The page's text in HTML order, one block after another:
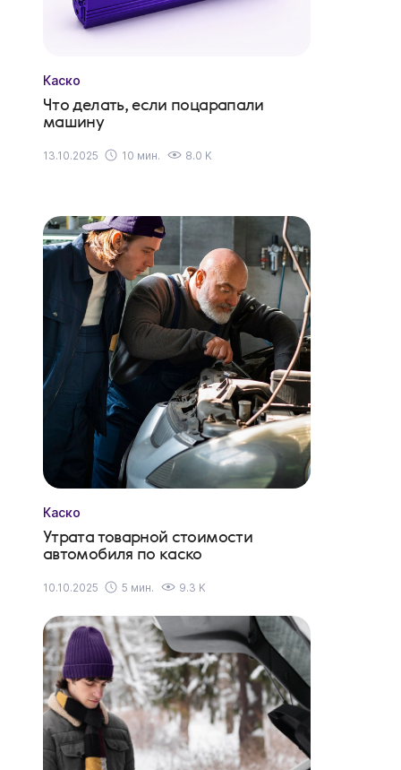
Каско
Что делать, если поцарапали
машину
13.10.2025 10 мин. 8.0 K
Каско
Утрата товарной стоимости
автомобиля по каско
10.10.2025 5 мин. 9.3 K